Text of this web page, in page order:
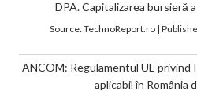
DPA. Capitalizarea bursieră
Source:TechnoReport.ro|
ANCOM: Regulamentul UE
aplicabil în România